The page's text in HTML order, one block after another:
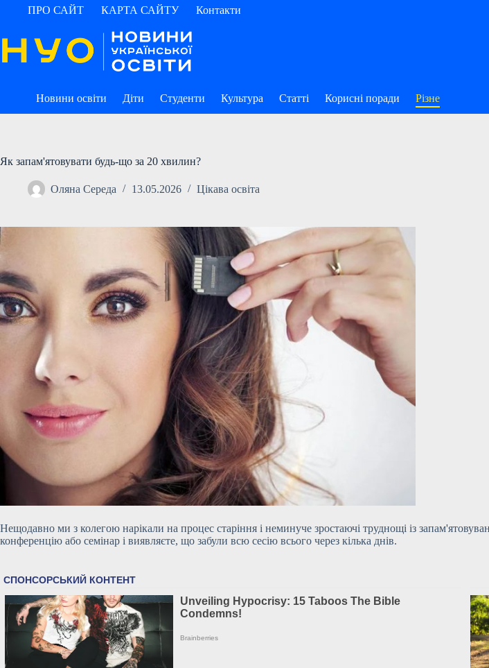
ПерейтиПРО САЙТ КАРТА САЙТУ Контакти
Новини освіти Діти Студенти Культура Статті Корисні поради Різне
Як запам'ятовувати будь-що за 20 хвилин?
Оляна Середа 13.05.2026 Цікава освіта
Нещодавно ми з колегою нарікали на процес старіння і неминуче зростаючі труднощі із
конференцію або семінар і виявляєте, що забули всю сесію всього через кілька днів.